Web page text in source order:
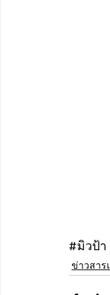
#มิวป้า
ข่าวสา